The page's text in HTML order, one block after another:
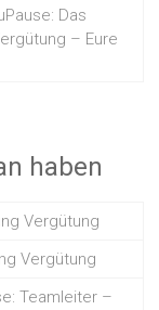
Das
– Eure
haben
Vergütung
Vergütung
Teamleiter –